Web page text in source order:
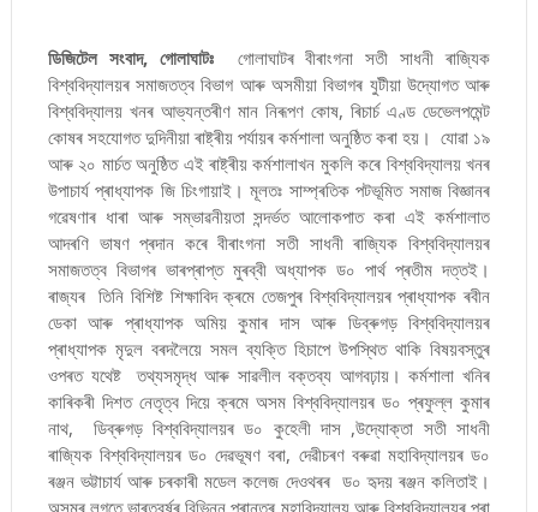
ডিজিটেল সংবাদ, গোলাঘাটঃগোলাঘাটৰ বীৰাংগনা সতী সাধনী ৰাজ্যিক
বিশ্ববিদ্যালয়ৰ সমাজতত্ব বিভাগ আৰু অসমীয়া বিভাগৰ যুটীয়া উদ্যোগত আৰু
বিশ্ববিদ্যালয় খনৰ আভ্যন্তৰীণ মান নিৰূপণ কোষ, ৰিচাৰ্চ এণ্ড ডেভেলপমেন্ট
কোষৰ সহযোগত দুদিনীয়া ৰাষ্ট্ৰীয় পৰ্যায়ৰ কৰ্মশালা অনুষ্ঠিত কৰা হয়। যোৱা ১৯
আৰু ২০ মাৰ্চত অনুষ্ঠিত এই ৰাষ্ট্ৰীয় কৰ্মশালাখন মুকলি কৰে বিশ্ববিদ্যালয় খনৰ
উপাচাৰ্য প্ৰাধ্যাপক জি চিংগায়াই। মূলতঃ সাম্প্ৰতিক পটভূমিত সমাজ বিজ্ঞানৰ
গৱেষণাৰ ধাৰা আৰু সম্ভাৱনীয়তা সন্দৰ্ভত আলোকপাত কৰা এই কৰ্মশালাত
আদৰণি ভাষণ প্ৰদান কৰে বীৰাংগনা সতী সাধনী ৰাজ্যিক বিশ্ববিদ্যালয়ৰ
সমাজতত্ব বিভাগৰ ভাৰপ্ৰাপ্ত মুৰব্বী অধ্যাপক ড০ পাৰ্থ প্ৰতীম দত্তই।
ৰাজ্যৰ তিনি বিশিষ্ট শিক্ষাবিদ ক্ৰমে তেজপুৰ বিশ্ববিদ্যালয়ৰ প্ৰাধ্যাপক ৰবীন
ডেকা আৰু প্ৰাধ্যাপক অমিয় কুমাৰ দাস আৰু ডিব্ৰুগড় বিশ্ববিদ্যালয়ৰ
প্ৰাধ্যাপক মৃদুল বৰদলৈয়ে সমল ব্যক্তি হিচাপে উপস্থিত থাকি বিষয়বস্তুৰ
ওপৰত যথেষ্ট তথ্যসমৃদ্ধ আৰু সাৱলীল বক্তব্য আগবঢ়ায়। কৰ্মশালা খনিৰ
কাৰিকৰী দিশত নেতৃত্ব দিয়ে ক্ৰমে অসম বিশ্ববিদ্যালয়ৰ ড০ প্ৰফুল্ল কুমাৰ
নাথ, ডিব্ৰুগড় বিশ্ববিদ্যালয়ৰ ড০ কুহেলী দাস ,উদ্যোক্তা সতী সাধনী
ৰাজ্যিক বিশ্ববিদ্যালয়ৰ ড০ দেৱভূষণ বৰা, দেৱীচৰণ বৰুৱা মহাবিদ্যালয়ৰ ড০
ৰঞ্জন ভট্টাচাৰ্য আৰু চৰকাৰী মডেল কলেজ দেওথৰৰ ড০ হৃদয় ৰঞ্জন কলিতাই।
অসমৰ লগতে ভাৰতবৰ্ষৰ বিভিন্ন প্ৰান্তৰ মহাবিদ্যালয় আৰু বিশ্ববিদ্যালয়ৰ পৰা